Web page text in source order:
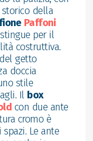
della
Paffoni
per il
costruttiva.
getto
doccia
stile
Il box
con due ante
cromo è
Le ante